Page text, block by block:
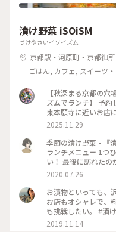
漬け野菜 iSOiSM
づけやさいイソイズム
京都駅・河原町・京都御
ごはん, カフェ, スイーツ
【秋深まる京都の
ズムでランチ】 予約したランチ時間が迫ってきたので、急ぎ
東本願寺に近いお店に向かいます。
す。 色づきがまだまばらでした。（5枚め） 「漬け野菜イソイ
ズム」さんで、野菜
節の炊き込みご飯のセットを
いて2000円と、カジ
嬉しいです。（写真
の日は、ぶりと九条
枚め、かき混ぜた後はお腹
はなく、さらりとしてい
したくなる美味しさです。 お次は何処へ行こ
ら、最終2候補に絞られました。 この
です。（70分制） #秋の装い #ユーザーさんと京都散歩 #漬
け野菜イソイズム
2025.11.29
季節の漬け野菜 - 『漬
ランチメニュー 1つ
い！ 最後に訪れた
思います𓋪 また京都
2020.07.26
お漬物といっても、
お店もオシャレで、
も挑戦したい。 #漬
2019.11.14